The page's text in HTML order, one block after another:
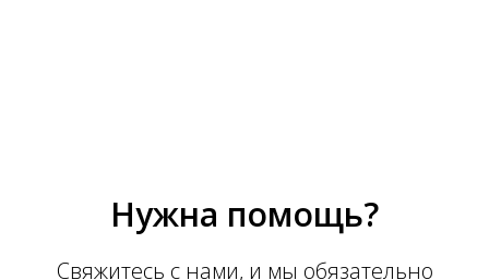
Нужна помощь?
Свяжитесь с нами, и мы обязательно